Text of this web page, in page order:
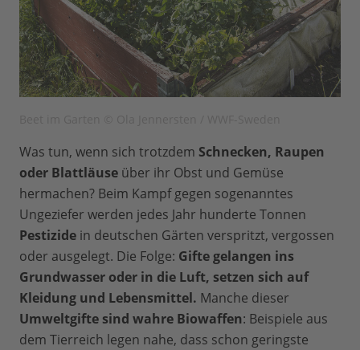
Was tun, wenn sich trotzdem Schnecken, Raupen
oder Blattläuse über ihr Obst und Gemüse
hermachen? Beim Kampf gegen sogenanntes
Ungeziefer werden jedes Jahr hunderte Tonnen
Pestizide in deutschen Gärten verspritzt, vergossen
oder ausgelegt. Die Folge: Gifte gelangen ins
Grundwasser oder in die Luft, setzen sich auf
Kleidung und Lebensmittel. Manche dieser
Umweltgifte sind wahre Biowaffen: Beispiele aus
dem Tierreich legen nahe, dass schon geringste